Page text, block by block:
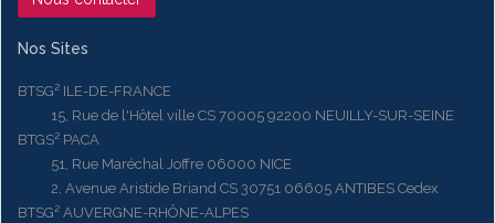
Nos Sites
BTSG² ILE-DE-FRANCE
15, Rue de l'Hôtel ville CS 70005 92200 NEUILLY-SUR-SEINE
BTGS² PACA
51, Rue Maréchal Joffre 06000 NICE
2, Avenue Aristide Briand CS 30751 06605 ANTIBES Cedex
BTSG² AUVERGNE-RHÔNE-ALPES